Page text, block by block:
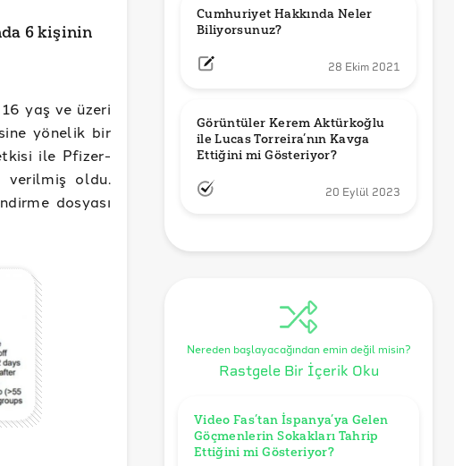
6 kişinin
yaş ve üzeri
yönelik bir
ile Pfizer-
verilmiş oldu.
dosyası
Cumhuriyet Hakkında Neler
Biliyorsunuz?
28 Ekim 2021
Görüntüler Kerem Aktürkoğlu
ile Lucas Torreira’nın Kavga
Ettiğini mi Gösteriyor?
20 Eylül 2023
Nereden başlayacağından emin değil misin?
Rastgele Bir İçerik Oku
Video Fas’tan İspanya’ya Gelen
Göçmenlerin Sokakları Tahrip
Ettiğini mi Gösteriyor?